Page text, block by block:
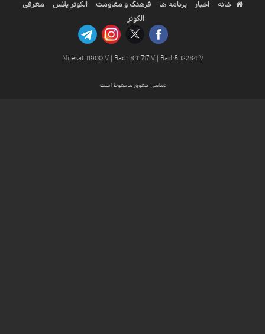
خانه اخبار برنامه ها فرهنگ و مقاومت الکوثر پلاس
معرفی
الکوثر
Nilesat 11900 V | Badr 8 11747 V | Badr5 12284 V
تمامی حقوق محفوظ است